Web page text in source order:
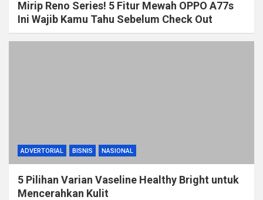
Mirip Reno Series! 5 Fitur Mewah OPPO A77s
Ini Wajib Kamu Tahu Sebelum Check Out
ADVERTORIAL BISNIS NASIONAL
5 Pilihan Varian Vaseline Healthy Bright untuk
Mencerahkan Kulit